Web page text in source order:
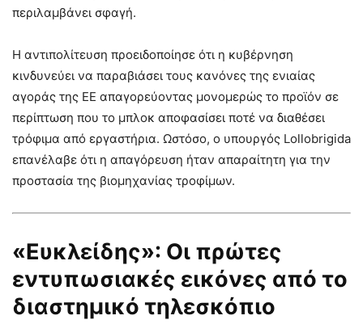
περιλαμβάνει σφαγή.
Η αντιπολίτευση προειδοποίησε ότι η κυβέρνηση
κινδυνεύει να παραβιάσει τους κανόνες της ενιαίας
αγοράς της ΕΕ απαγορεύοντας μονομερώς το προϊόν σε
περίπτωση που το μπλοκ αποφασίσει ποτέ να διαθέσει
τρόφιμα από εργαστήρια. Ωστόσο, ο υπουργός Lollobrigida
επανέλαβε ότι η απαγόρευση ήταν απαραίτητη για την
προστασία της βιομηχανίας τροφίμων.
«Ευκλείδης»: Οι πρώτες
εντυπωσιακές εικόνες από το
διαστημικό τηλεσκόπιο